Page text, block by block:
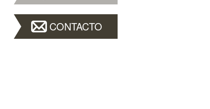
CONTACTO